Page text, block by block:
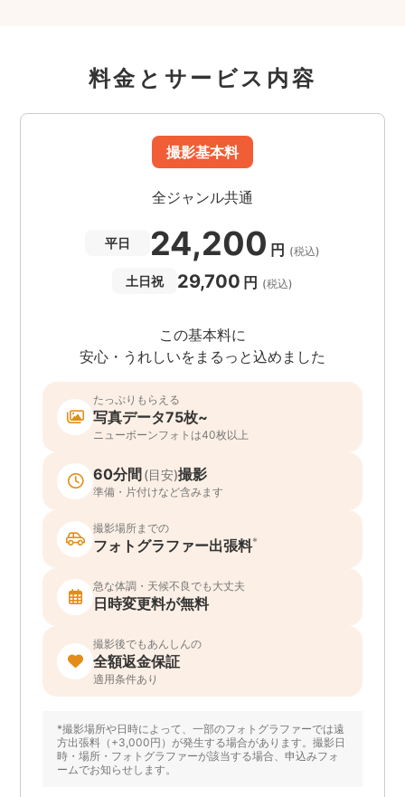
料金とサービス内容
撮影基本料
全ジャンル共通
平日 24,200 円 (税込)
土日祝 29,700 円 (税込)
この基本料に
安心・うれしいをまるっと込めました
たっぷりもらえる
写真データ75枚~
ニューボーンフォトは40枚以上
60分間 (目安)撮影
準備・片付けなど含みます
撮影場所までの
フォトグラファー出張料*
急な体調・天候不良でも大丈夫
日時変更料が無料
撮影後でもあんしんの
全額返金保証
適用条件あり
*撮影場所や日時によって、一部のフォトグラファーでは遠
方出張料（+3,000円）が発生する場合があります。撮影日
時・場所・フォトグラファーが該当する場合、申込みフォ
ームでお知らせします。